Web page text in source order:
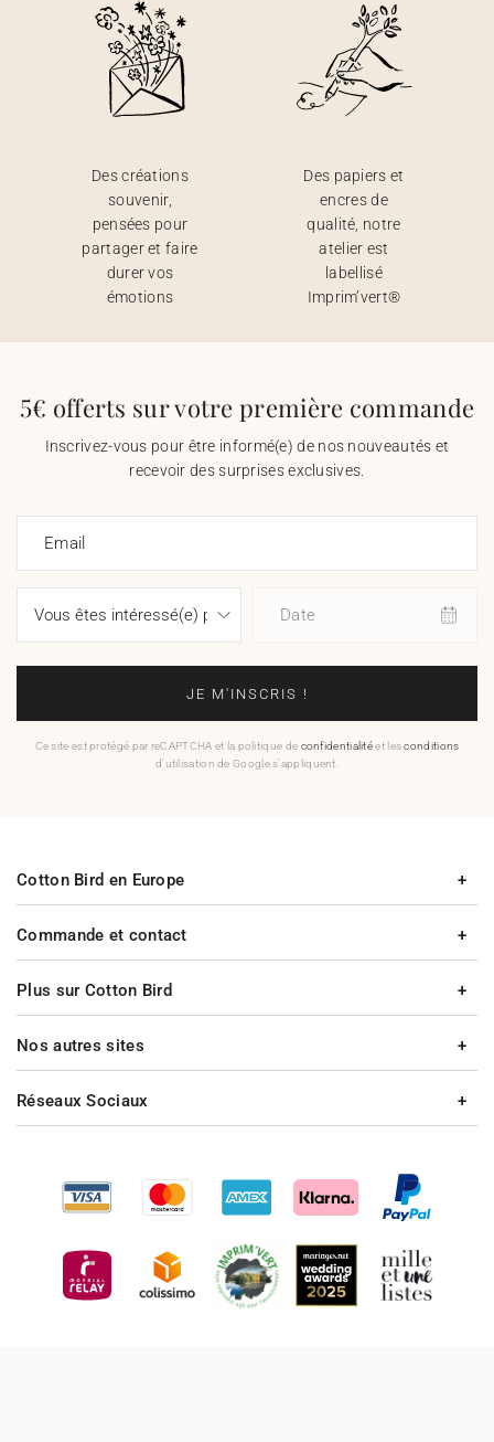
Des créations
souvenir,
pensées pour
partager et faire
durer vos
émotions
Des papiers et
encres de
qualité, notre
atelier est
labellisé
Imprim’vert®
5€ offerts sur votre première commande
Inscrivez-vous pour être informé(e) de nos nouveautés et
recevoir des surprises exclusives.
Email
Date
JE M'INSCRIS !
Ce site est protégé par reCAPTCHA et la politique de confidentialitéet lesconditions
d'utilisation de Google s'appliquent.
Commande et contact
Plus sur Cotton Bird
Cotton Bird en Europe
Nos autres sites
Réseaux Sociaux